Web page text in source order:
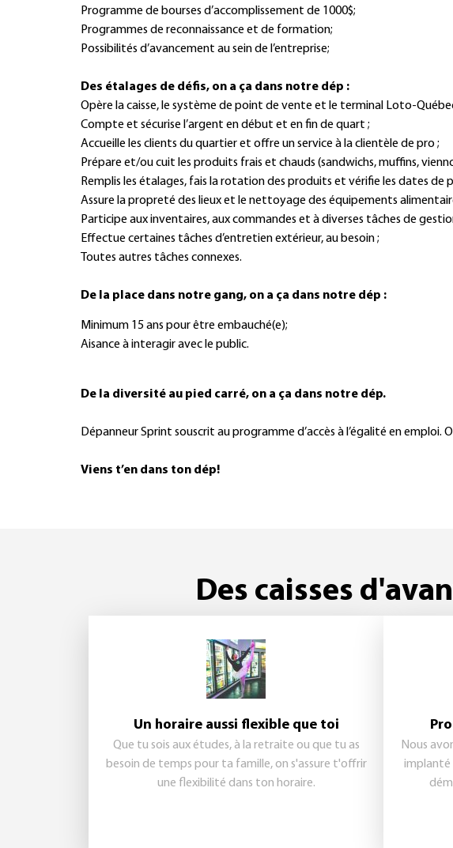
Programme de bourses d’accomplissement de 1000$;
Programmes de reconnaissance et de formation;
Possibilités d’avancement au sein de l’entreprise;
Des étalages de défis, on a ça dans notre dép :
Opère la caisse, le système de point de vente et le terminal Loto-
Compte et sécurise l’argent en début et en fin de quart ;
Accueille les clients du quartier et offre un service à la clientèle de pro ;
Prépare et/ou cuit les produits frais et chauds (sandwichs, muffins,
Remplis les étalages, fais la rotation des produits et vérifie les dates de
Assure la propreté des lieux et le nettoyage des équipements
Participe aux inventaires, aux commandes et à diverses tâches de
Effectue certaines tâches d’entretien extérieur, au besoin ;
Toutes autres tâches connexes.
De la place dans notre gang, on a ça dans notre dép :
Minimum 15 ans pour être embauché(e);
Aisance à interagir avec le public.
De la diversité au pied carré, on a ça dans notre dép.
Dépanneur Sprint souscrit au programme d’accès à l’égalité en emploi.
Viens t’en dans ton dép!
Des caisses
Un horaire aussi flexible que toi
Que tu sois aux études, à la retraite ou que tu as
besoin de temps pour ta famille, on s'assure t'offrir
une flexibilité dans ton horaire.
Nous
implanté